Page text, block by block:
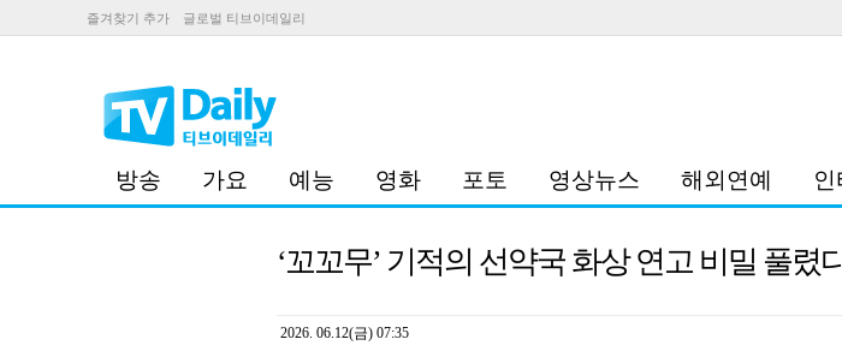
즐겨찾기 추가 글로벌 티브이데일리
방송 가요 예능 영화 포토 영상뉴스 해외연예 인
‘꼬꼬무’ 기적의 선약국 화상 연고 비밀 풀
2026. 06.12(금) 07:35